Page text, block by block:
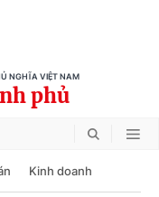
NGHĨA VIỆT NAM
phủ
Kinh doanh